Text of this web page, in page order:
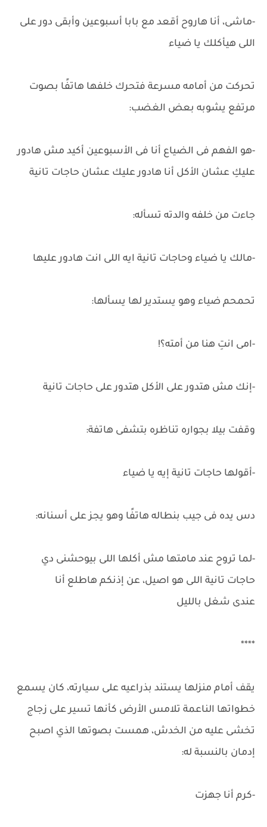
-ماشى، أنا هاروح أقعد مع بابا أسبوعين وأبقى دور على
اللى هيأكلك يا ضياء
تحركت من أمامه مسرعة فتحرك خلفها هاتفًا بصوت
مرتفع يشوبه بعض الغضب:
-هو الفهم فى الضياع أنا فى الأسبوعين أكيد مش هادور
عليكِ عشان الأكل أنا هادور عليك عشان حاجات تانية
جاءت من خلفه والدته تسأله:
-مالك يا ضياء وحاجات تانية ايه اللى انت هادور عليها
تحمحم ضياء وهو يستدير لها يسألها:
-امى انتِ هنا من أمته؟!
-إنك مش هتدور على الأكل هتدور على حاجات تانية
وقفت بيلا بجواره تناظره بتشفى هاتفة:
-أقولها حاجات تانية إيه يا ضياء
دس يده فى جيب بنطاله هاتفًا وهو يجز على أسنانه:
-لما تروح عند مامتها مش أكلها اللى بيوحشنى دي
حاجات تانية اللى هو اصيل، عن إذنكم هاطلع أنا
عندى شغل بالليل
****
يقف أمام منزلها يستند بذراعيه على سيارته، كان يسمع
خطواتها الناعمة تلامس الأرض كأنها تسير على زجاج
تخشى عليه من الخدش، همست بصوتها الذي اصبح
إدمان بالنسبة له:
-كرم أنا جهزت